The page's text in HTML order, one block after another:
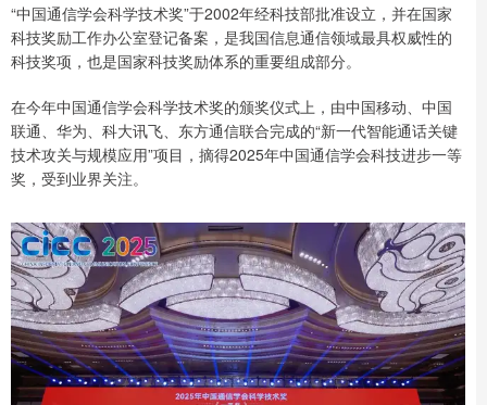
“中国通信学会科学技术奖”于2002年经科技部批准设立，并在国家
科技奖励工作办公室登记备案，是我国信息通信领域最具权威性的
科技奖项，也是国家科技奖励体系的重要组成部分。
在今年中国通信学会科学技术奖的颁奖仪式上，由中国移动、中国
联通、华为、科大讯飞、东方通信联合完成的“新一代智能通话关键
技术攻关与规模应用”项目，摘得2025年中国通信学会科技进步一等
奖，受到业界关注。